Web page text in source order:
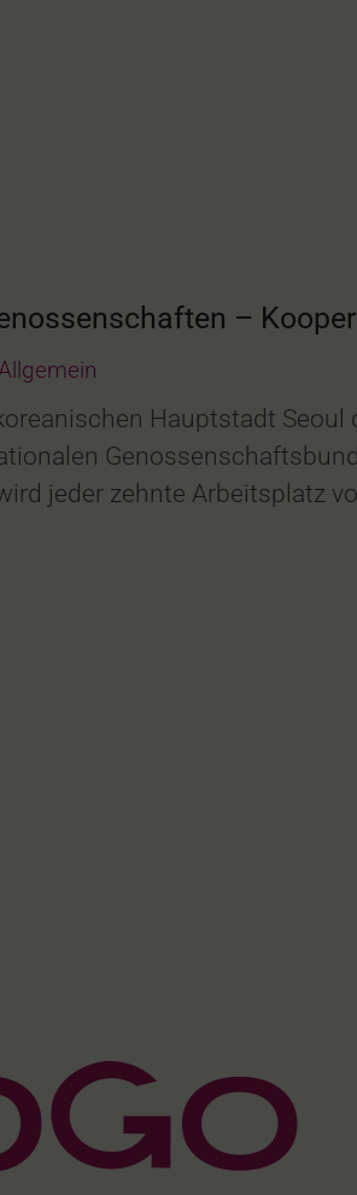
–
Hauptstadt
jeder zehnte Arbeitsplatz